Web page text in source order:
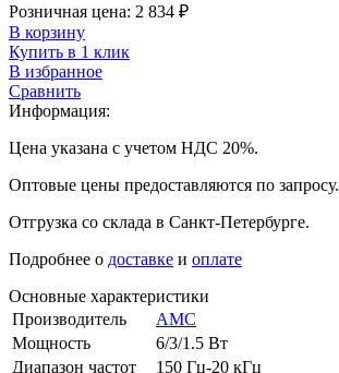
Розничная цена: 2 834 ₽
В корзину
Купить в 1 клик
В избранное
Сравнить
Информация:
Цена указана с учетом НДС 20%.
Оптовые цены предоставляются по запросу.
Отгрузка со склада в Санкт-Петербурге.
Подробнее о доставке и оплате
Основные характеристики
Производитель
AMC
Мощность
6/3/1.5 Вт
Диапазон частот
150 Гц-20 кГц